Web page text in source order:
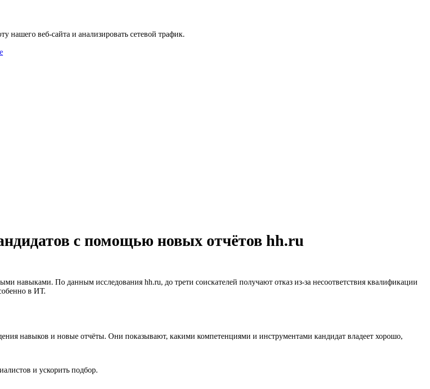
веб-сайта и анализировать сетевой трафик.
с помощью новых отчётов hh.ru
навыками. По данным исследования hh.ru, до трети соискателей получают отказ из-за несоответствия квалификации
в ИТ.
навыков и новые отчёты. Они показывают, какими компетенциями и инструментами кандидат владеет хорошо,
и ускорить подбор.